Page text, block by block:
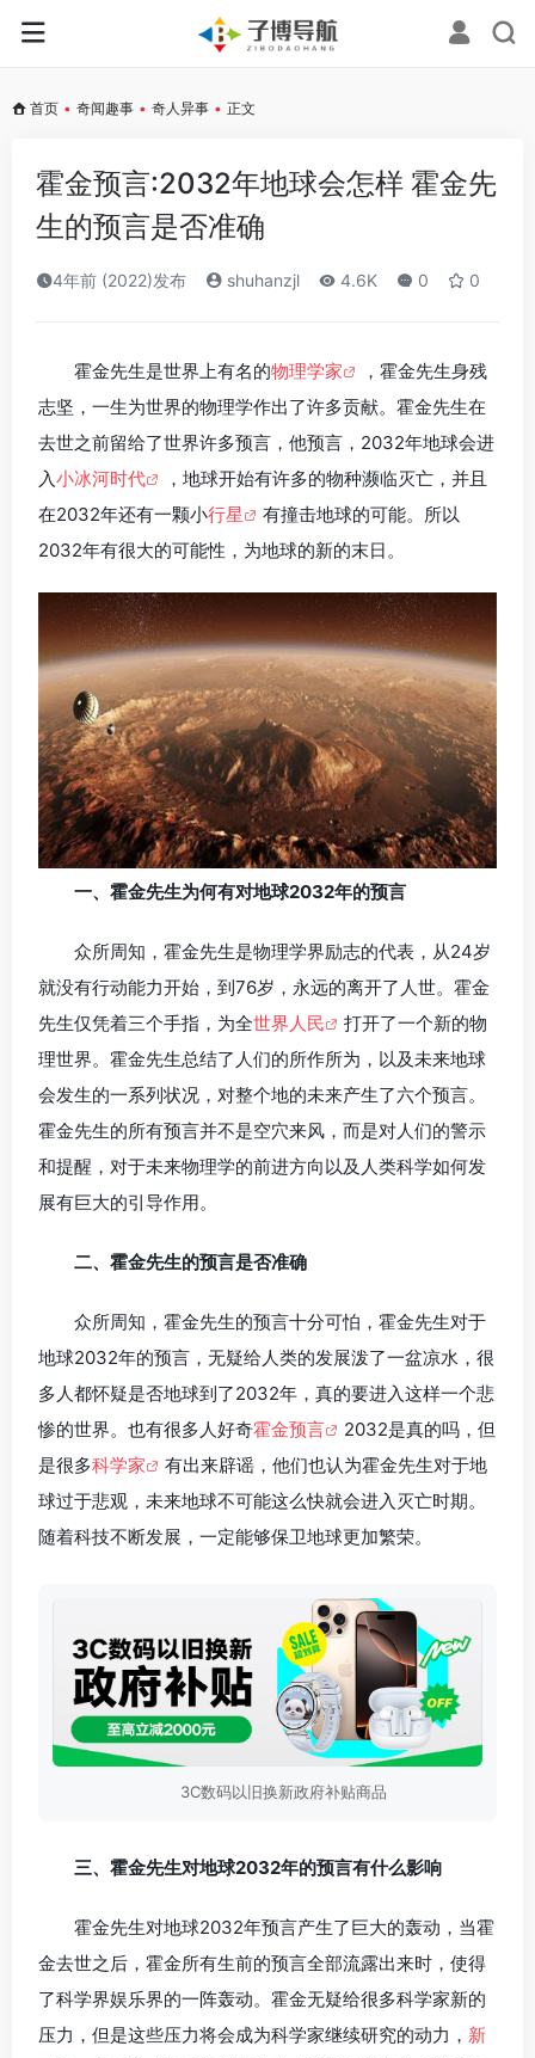
首页 • 奇闻趣事 • 奇人异事 • 正文
霍金预言:2032年地球会怎样 霍金先
生的预言是否准确
4年前 (2022)发布 shuhanzjl 4.6K 0 0
霍金先生是世界上有名的物理学家
，霍金先生身残
志坚，一生为世界的物理学作出了许多贡献。霍金先生在
去世之前留给了世界许多预言，他预言，2032年地球会进
入小冰河时代
，地球开始有许多的物种濒临灭亡，并且
在2032年还有一颗小行星
有撞击地球的可能。所以
2032年有很大的可能性，为地球的新的末日。
一、霍金先生为何有对地球2032年的预言
众所周知，霍金先生是物理学界励志的代表，从24岁
就没有行动能力开始，到76岁，永远的离开了人世。霍金
先生仅凭着三个手指，为全世界人民
打开了一个新的物
理世界。霍金先生总结了人们的所作所为，以及未来地球
会发生的一系列状况，对整个地的未来产生了六个预言。
霍金先生的所有预言并不是空穴来风，而是对人们的警示
和提醒，对于未来物理学的前进方向以及人类科学如何发
展有巨大的引导作用。
二、霍金先生的预言是否准确
众所周知，霍金先生的预言十分可怕，霍金先生对于
地球2032年的预言，无疑给人类的发展泼了一盆凉水，很
多人都怀疑是否地球到了2032年，真的要进入这样一个悲
惨的世界。也有很多人好奇霍金预言
2032是真的吗，但
是很多科学家
有出来辟谣，他们也认为霍金先生对于地
球过于悲观，未来地球不可能这么快就会进入灭亡时期。
随着科技不断发展，一定能够保卫地球更加繁荣。
3C数码以旧换新政府补贴商品
三、霍金先生对地球2032年的预言有什么影响
霍金先生对地球2032年预言产生了巨大的轰动，当霍
金去世之后，霍金所有生前的预言全部流露出来时，使得
了科学界娱乐界的一阵轰动。霍金无疑给很多科学家新的
压力，但是这些压力将会成为科学家继续研究的动力， 新